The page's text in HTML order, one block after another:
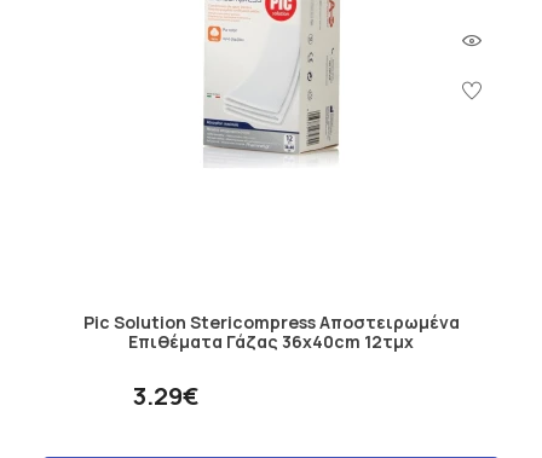
Pic Solution Stericompress Αποστειρωμένα
Επιθέματα Γάζας 36x40cm 12τμχ
3.29€